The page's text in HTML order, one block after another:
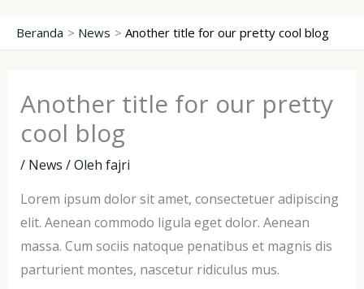
Beranda News Another title for our pretty cool blog
Another title for our pretty
cool blog
/ News / Oleh fajri
Lorem ipsum dolor sit amet, consectetuer adipiscing
elit. Aenean commodo ligula eget dolor. Aenean
massa. Cum sociis natoque penatibus et magnis dis
parturient montes, nascetur ridiculus mus.